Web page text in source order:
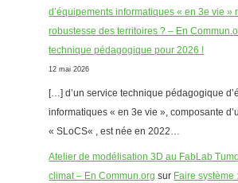
d’équipements informatiques « en 3e vie »
robustesse des territoires ? – En
technique pédagogique pour 2026 !
12 mai 2026
[…] d’un service technique pédagogique
informatiques « en 3e vie », composante
« SLoCS« , est née en 2022…
Atelier de modélisation 3D au FabLab
climat – En Commun.org sur Faire système